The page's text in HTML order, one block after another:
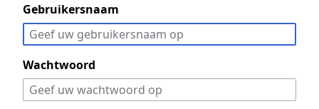
Gebruikersnaam
Wachtwoord